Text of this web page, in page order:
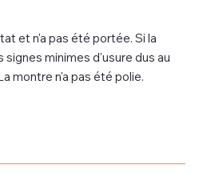
et n'a pas été portée. Si la
minimes d'usure dus au
montre n'a pas été polie.